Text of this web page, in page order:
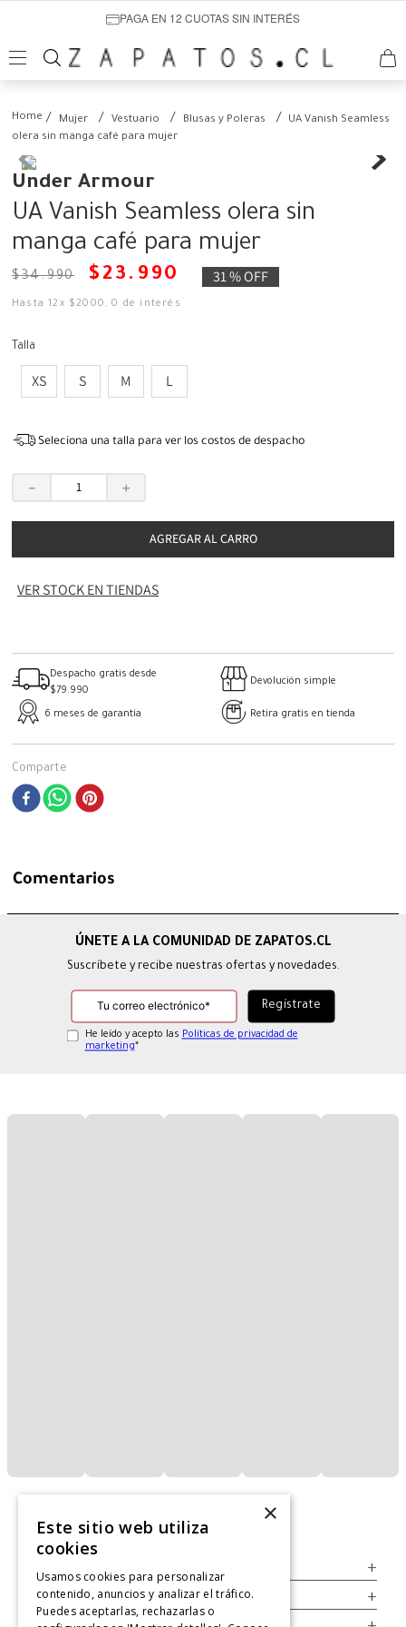
PAGA EN 12 CUOTAS SIN INTERÉS
Mujer Vestuario Blusas y Poleras
UA Vanish Seamless
olera sin manga café para mujer
Under Armour
UA Vanish Seamless olera sin
manga café para mujer
$34.990 $ 23 . 990 31 %OFF
Hasta12 x $2000 ,0 de interés
Talla
XS S M L
Seleciona una talla para ver los costos de despacho
＋
－
AGREGAR AL CARRO
VER STOCK EN TIENDAS
Despacho gratis desde
$79.990
Devolución simple
6 meses de garantía Retira gratis en tienda
Comparte
Comentarios
Suscríbete y recibe nuestras ofertas y novedades.
He leído y acepto las Políticas de privacidad de
marketing*
+
Legal +
×
Este sitio web utiliza
cookies
Usamos cookies para personalizar
contenido, anuncios y analizar el tráfico.
Puedes aceptarlas, rechazarlas o